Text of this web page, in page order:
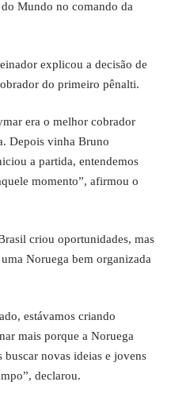
Mundo no comando da
explicou a decisão de
do primeiro pênalti.
era o melhor cobrador
Depois vinha Bruno
a partida, entendemos
momento”, afirmou o
criou oportunidades, mas
Noruega bem organizada
estávamos criando
mais porque a Noruega
buscar novas ideias e jovens
declarou.